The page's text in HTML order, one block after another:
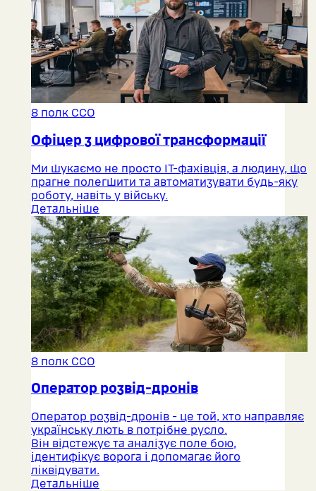
8 полк ССО
Офіцер з цифрової трансформації
Ми шукаємо не просто ІТ-фахівція, а людину, що
прагне полегшити та автоматизувати будь-яку
роботу, навіть у війську.
Детальніше
8 полк ССО
Оператор розвід-дронів
Оператор розвід-дронів - це той, хто направляє
українську лють в потрібне русло.
Він відстежує та аналізує поле бою,
ідентифікує ворога і допомагає його
ліквідувати.
Детальніше